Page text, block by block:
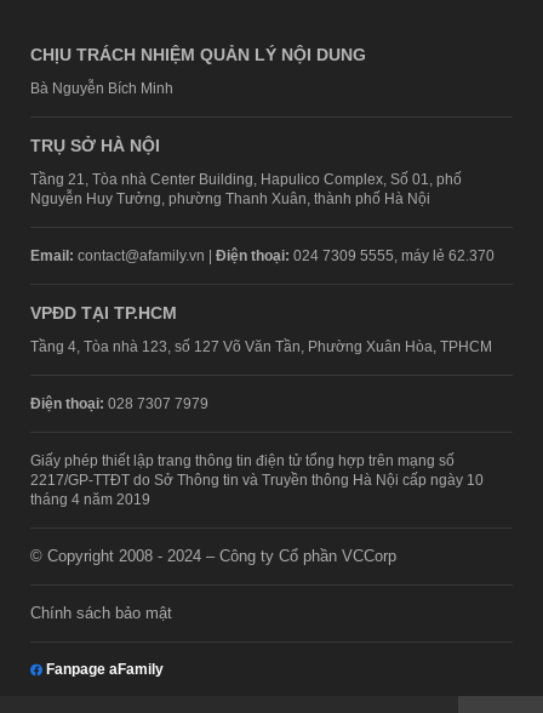
CHỊU TRÁCH NHIỆM QUẢN LÝ NỘI DUNG
Bà Nguyễn Bích Minh
TRỤ SỞ HÀ NỘI
Tầng 21, Tòa nhà Center Building, Hapulico Complex, Số 01, phố
Nguyễn Huy Tưởng, phường Thanh Xuân, thành phố Hà Nội
Email: contact@afamily.vn | Điện thoại: 024 7309 5555, máy lẻ 62.370
VPĐD TẠI TP.HCM
Tầng 4, Tòa nhà 123, số 127 Võ Văn Tần, Phường Xuân Hòa, TPHCM
Điện thoại: 028 7307 7979
Giấy phép thiết lập trang thông tin điện tử tổng hợp trên mạng số
2217/GP-TTĐT do Sở Thông tin và Truyền thông Hà Nội cấp ngày 10
tháng 4 năm 2019
© Copyright 2008 - 2024 – Công ty Cổ phần VCCorp
Chính sách bảo mật
Fanpage aFamily